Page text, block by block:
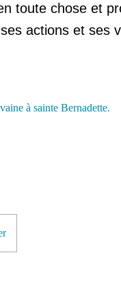
toute chose et
actions et ses